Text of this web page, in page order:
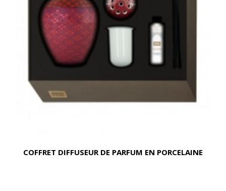
COFFRET DIFFUSEUR DE PARFUM EN PORCELAINE